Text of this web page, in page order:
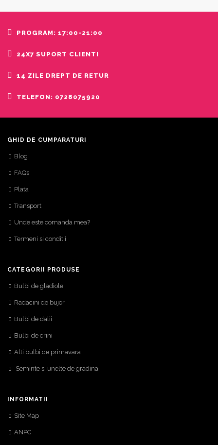
PROGRAM: 17:00-21:00
24X7 SUPORT CLIENTI
14 ZILE DREPT DE RETUR
TELEFON: 0728075920
GHID DE CUMPARATURI
Blog
FAQs
Plata
Transport
Unde este comanda mea?
Termeni si conditii
CATEGORII PRODUSE
Bulbi de gladiole
Radacini de bujor
Bulbi de dalii
Bulbi de crini
Alti bulbi de primavara
Seminte si unelte de gradina
INFORMATII
Site Map
ANPC